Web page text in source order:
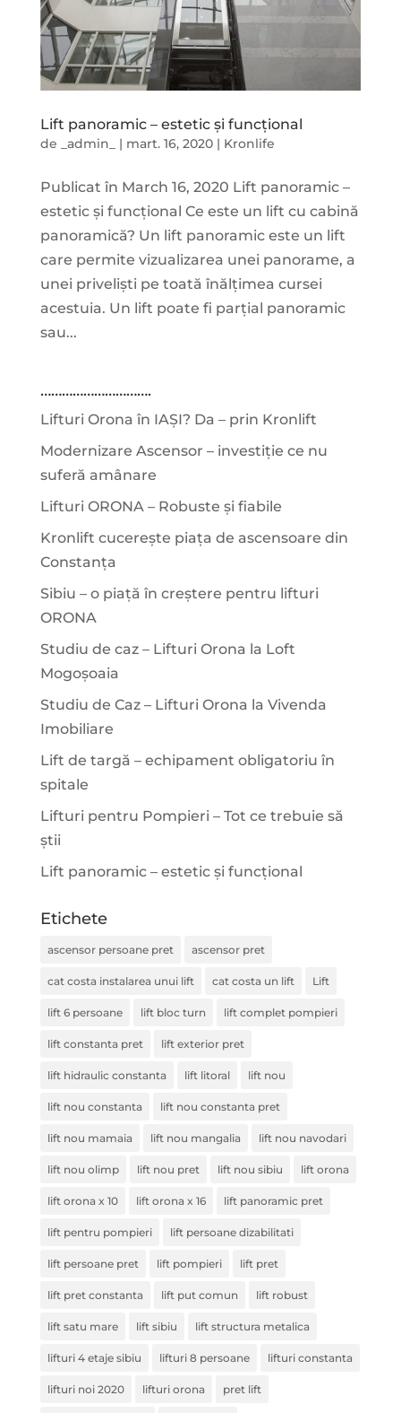
Lift panoramic – estetic și funcțional
de _admin_ | mart. 16, 2020| Kronlife
Publicat în March 16, 2020 Lift panoramic –
estetic și funcțional Ce este un lift cu cabină
panoramică? Un lift panoramic este un lift
care permite vizualizarea unei panorame, a
unei priveliști pe toată înălțimea cursei
acestuia. Un lift poate fi parțial panoramic
sau...
………………………….
Lifturi Orona în IAȘI? Da – prin Kronlift
Modernizare Ascensor – investiție ce nu
suferă amânare
Lifturi ORONA – Robuste și fiabile
Kronlift cucerește piața de ascensoare din
Constanța
Sibiu – o piață în creștere pentru lifturi
ORONA
Studiu de caz – Lifturi Orona la Loft
Mogoșoaia
Studiu de Caz – Lifturi Orona la Vivenda
Imobiliare
Lift de targă – echipament obligatoriu în
spitale
Lifturi pentru Pompieri – Tot ce trebuie să
știi
Lift panoramic – estetic și funcțional
Etichete
ascensor persoane pret ascensor pret
cat costa instalarea unui lift cat costa un lift Lift
lift 6 persoane lift bloc turn lift complet pompieri
lift constanta pret lift exterior pret
lift hidraulic constanta lift litoral lift nou
lift nou constanta lift nou constanta pret
lift nou mamaia lift nou mangalia lift nou navodari
lift nou olimp lift nou pret lift nou sibiu lift orona
lift orona x 10 lift orona x 16 lift panoramic pret
lift pentru pompieri lift persoane dizabilitati
lift persoane pret lift pompieri lift pret
lift pret constanta lift put comun lift robust
lift satu mare lift sibiu lift structura metalica
lifturi 4 etaje sibiu lifturi 8 persoane lifturi constanta
lifturi noi 2020 lifturi orona pret lift